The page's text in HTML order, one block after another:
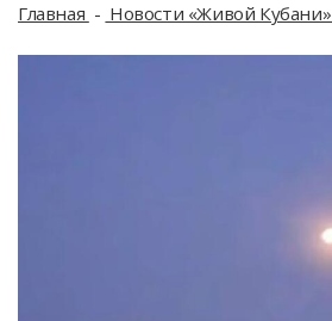
Главная Новости «Живой Кубани»